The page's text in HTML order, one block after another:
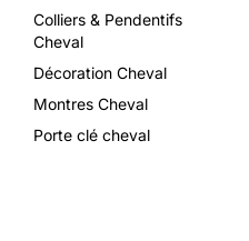
Colliers & Pendentifs
Cheval
Décoration Cheval
Montres Cheval
Porte clé cheval